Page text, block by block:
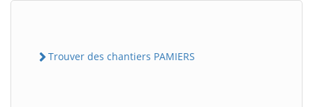
Trouver des chantiers PAMIERS